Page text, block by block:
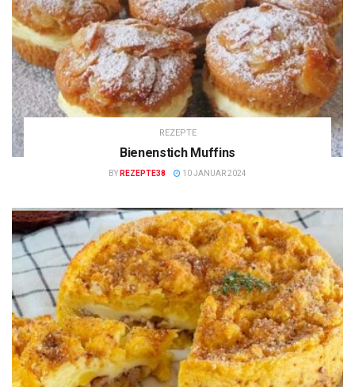
REZEPTE
Bienenstich Muffins
BY REZEPTE38 10 JANUAR 2024